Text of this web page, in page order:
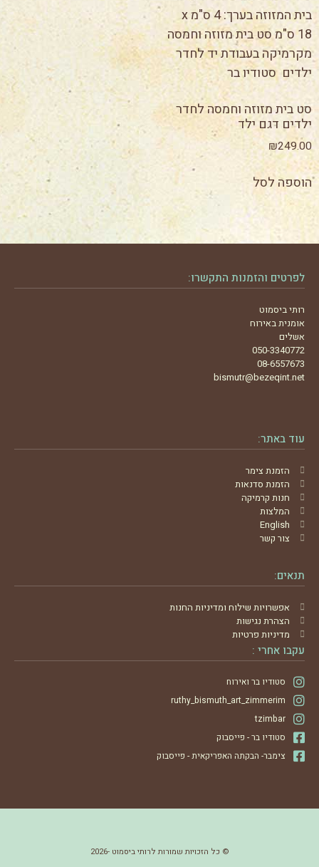
סט בית מזוזה וחמסה לחדר
ילדים דגם ילד
₪249.00
הוספה לסל
לפרטים והזמנות התקשרו:
רותי ביסמוט
אומנית באירוח
אשלים
050-3340772
08-6557673
bismutr@bezeqint.net
עוד באתר:
הזמנת צימר
הזמנת סדנאות
חנות קרמיקה
המלצות
English
צור קשר
תנאים:
אפשרויות שילוח ומדיניות החנות
הצהרת נגישות
מדיניות פרטיות
עקבו אחרי :
סטודיו בר ואירוח
ruthy_bismuth_art_zimmerim
tzimbar
סטודיו בר - פייסבוק
צימבר- הבקתה האפריקאית - פייסבוק
© כל הזכויות שמורות לרותי ביסמוט -2026